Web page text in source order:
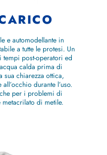
e automodellante in
a tutte le protesi. Un
post-operatori ed
calda prima di
chiarezza ottica,
durante l’uso.
per i problemi di
di metile.